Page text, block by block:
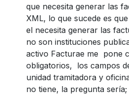
que necesita generar las
XML, lo que sucede es
el necesita generar las
no son instituciones
activo Facturae me pone
obligatorios, los campos
unidad tramitadora y
no tiene, la pregunta